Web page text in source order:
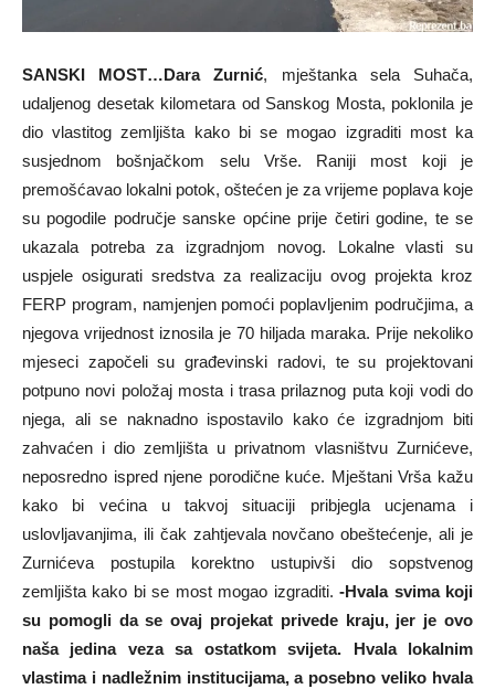
SANSKI MOST…Dara Zurnić, mještanka sela Suhača,
udaljenog desetak kilometara od Sanskog Mosta, poklonila je
dio vlastitog zemljišta kako bi se mogao izgraditi most ka
susjednom bošnjačkom selu Vrše. Raniji most koji je
premošćavao lokalni potok, oštećen je za vrijeme poplava koje
su pogodile područje sanske općine prije četiri godine, te se
ukazala potreba za izgradnjom novog. Lokalne vlasti su
uspjele osigurati sredstva za realizaciju ovog projekta kroz
FERP program, namjenjen pomoći poplavljenim područjima, a
njegova vrijednost iznosila je 70 hiljada maraka. Prije nekoliko
mjeseci započeli su građevinski radovi, te su projektovani
potpuno novi položaj mosta i trasa prilaznog puta koji vodi do
njega, ali se naknadno ispostavilo kako će izgradnjom biti
zahvaćen i dio zemljišta u privatnom vlasništvu Zurnićeve,
neposredno ispred njene porodične kuće. Mještani Vrša kažu
kako bi većina u takvoj situaciji pribjegla ucjenama i
uslovljavanjima, ili čak zahtjevala novčano obeštećenje, ali je
Zurnićeva postupila korektno ustupivši dio sopstvenog
zemljišta kako bi se most mogao izgraditi.-Hvala svima koji
su pomogli da se ovaj projekat privede kraju, jer je ovo
naša jedina veza sa ostatkom svijeta. Hvala lokalnim
vlastima i nadležnim institucijama, a posebno veliko hvala